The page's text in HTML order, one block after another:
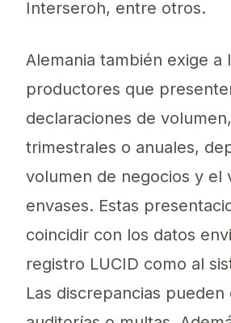
Interseroh, entre otros.
Alemania también exige a
productores que
declaraciones de
trimestrales o anuales,
volumen de negocios y el
envases. Estas
coincidir con los datos
registro LUCID como al
Las discrepancias pueden